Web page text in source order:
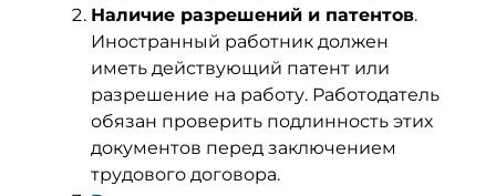
Наличие разрешений и патентов.
Иностранный работник должен
иметь действующий патент или
разрешение на работу. Работодатель
обязан проверить подлинность этих
документов перед заключением
трудового договора.